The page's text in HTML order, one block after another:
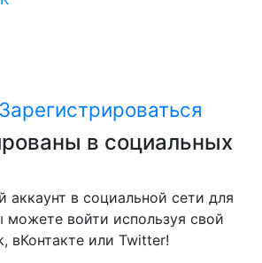
Зарегистрироваться
в социальных
аккаунт в социальной сети для
можете войти используя свой
вКонтакте или Twitter!